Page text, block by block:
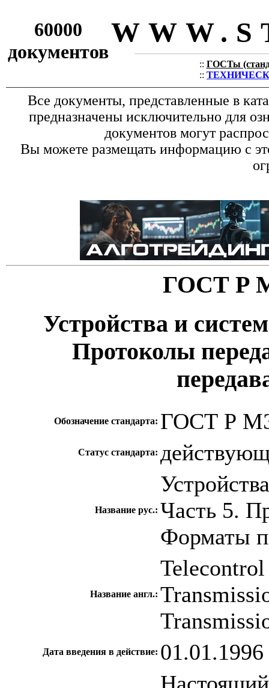
60000
документов
:: ГОСТы
::
Все документы, представленные в
предназначены исключительно для
документов могут
Вы можете размещать информацию с
ГОСТ Р
Устройства и
Протоколы
Обозначение стандарта: ГОСТ Р
Статус стандарта:
Название рус.: Часть 5.
Форматы
Название англ.:
Дата введения в действие: 01.01.1996